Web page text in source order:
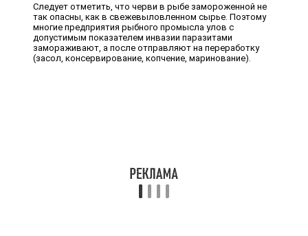
Следует отметить, что черви в рыбе замороженной не
так опасны, как в свежевыловленном сырье. Поэтому
многие предприятия рыбного промысла улов с
допустимым показателем инвазии паразитами
замораживают, а после отправляют на переработку
(засол, консервирование, копчение, маринование).